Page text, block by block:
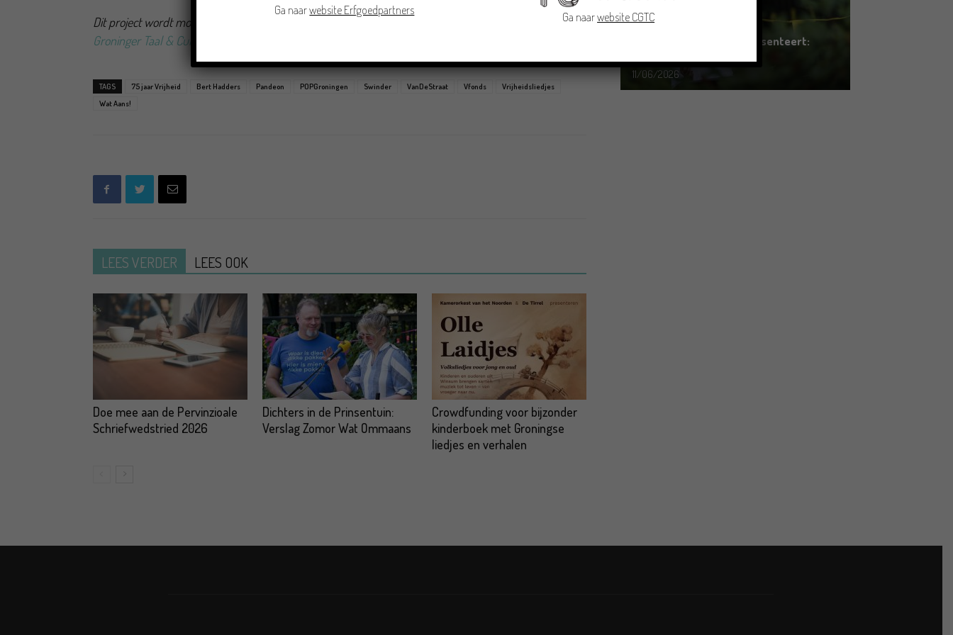
Dit project wordt mogelijk gemaakt door het Provincie Groningen
Centrum
Groninger Taal & Cultuur
TAGS 75 jaar Vrijheid Bert Hadders Pandeon POPGroningen Swinder VanDeStraat Vfonds
Vrijheidsliedjes
Wat Aans!
LEES VERDER LEES OOK
Doe mee aan de Pervinzioale
Schriefwedstried 2026
Dichters in de Prinsentuin:
Verslag Zomor Wat Ommaans
Crowdfunding voor bijzonder
kinderboek met Groningse
liedjes en verhalen
Erfgoed in Groningen presenteert:
11/06/2026
Ga naarwebsite Erfgoedpartners
Ga naarwebsite CGTC